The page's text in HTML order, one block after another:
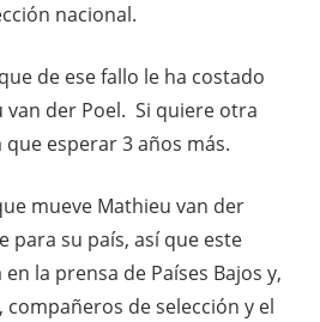
nacional.
de ese fallo le ha costado
van der Poel. Si quiere otra
esperar 3 años más.
mueve Mathieu van der
para su país, así que este
la prensa de Países Bajos y,
compañeros de selección y el